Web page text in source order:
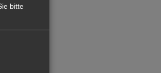
bitte